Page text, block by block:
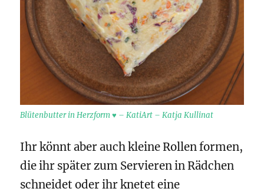
Blütenbutter in Herzform ♥ – KatiArt – Katja Kullinat
Ihr könnt aber auch kleine Rollen formen,
die ihr später zum Servieren in Rädchen
schneidet oder ihr knetet eine